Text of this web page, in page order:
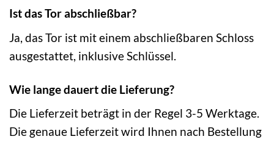
Ist das Tor abschließbar?
Ja, das Tor ist mit einem abschließbaren Schloss
ausgestattet, inklusive Schlüssel.
Wie lange dauert die Lieferung?
Die Lieferzeit beträgt in der Regel 3-5 Werktage.
Die genaue Lieferzeit wird Ihnen nach Bestellung